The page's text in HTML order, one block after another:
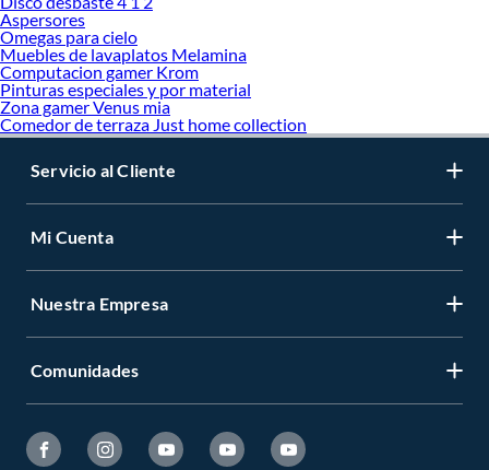
Aspersores
Omegas para cielo
Muebles de lavaplatos Melamina
Computacion gamer Krom
Pinturas especiales y por material
Zona gamer Venus mia
Comedor de terraza Just home collection
Servicio al Cliente
Mi Cuenta
Nuestra Empresa
Comunidades